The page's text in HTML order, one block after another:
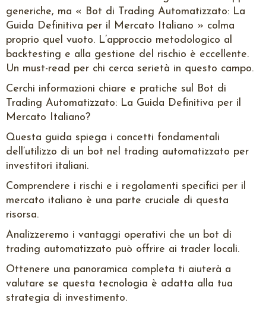
generiche, ma « Bot di Trading Automatizzato: La
Guida Definitiva per il Mercato Italiano » colma
proprio quel vuoto. L’approccio metodologico al
backtesting e alla gestione del rischio è eccellente.
Un must-read per chi cerca serietà in questo campo.
Cerchi informazioni chiare e pratiche sul Bot di
Trading Automatizzato: La Guida Definitiva per il
Mercato Italiano?
Questa guida spiega i concetti fondamentali
dell’utilizzo di un bot nel trading automatizzato per
investitori italiani.
Comprendere i rischi e i regolamenti specifici per il
mercato italiano è una parte cruciale di questa
risorsa.
Analizzeremo i vantaggi operativi che un bot di
trading automatizzato può offrire ai trader locali.
Ottenere una panoramica completa ti aiuterà a
valutare se questa tecnologia è adatta alla tua
strategia di investimento.